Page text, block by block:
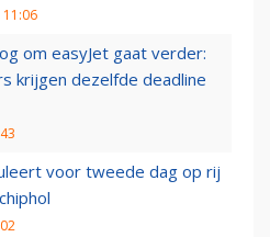
11:06
om easyJet gaat verder:
krijgen dezelfde deadline
voor tweede dag op rij